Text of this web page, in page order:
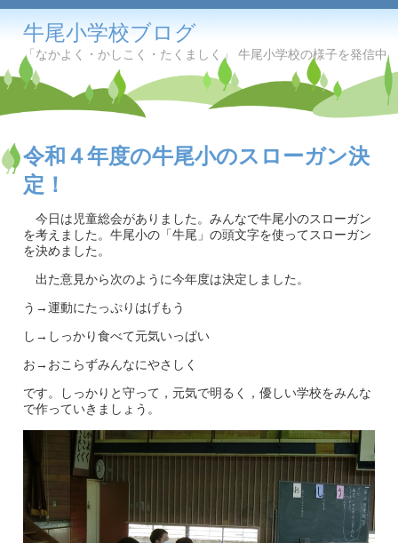
牛尾小学校ブログ
「なかよく・かしこく・たくましく」 牛尾小学校の様子を発信中
令和４年度の牛尾小のスローガン決
定！
今日は児童総会がありました。みんなで牛尾小のスローガン
を考えました。牛尾小の「牛尾」の頭文字を使ってスローガン
を決めました。
出た意見から次のように今年度は決定しました。
う→運動にたっぷりはげもう
し→しっかり食べて元気いっぱい
お→おこらずみんなにやさしく
です。しっかりと守って，元気で明るく，優しい学校をみんな
で作っていきましょう。